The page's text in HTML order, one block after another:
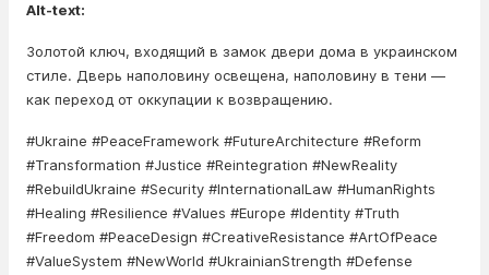
Alt-text:
Золотой ключ, входящий в замок двери дома в украинском
стиле. Дверь наполовину освещена, наполовину в тени —
как переход от оккупации к возвращению.
#Ukraine #PeaceFramework #FutureArchitecture #Reform
#Transformation #Justice #Reintegration #NewReality
#RebuildUkraine #Security #InternationalLaw #HumanRights
#Healing #Resilience #Values #Europe #Identity #Truth
#Freedom #PeaceDesign #CreativeResistance #ArtOfPeace
#ValueSystem #NewWorld #UkrainianStrength #Defense